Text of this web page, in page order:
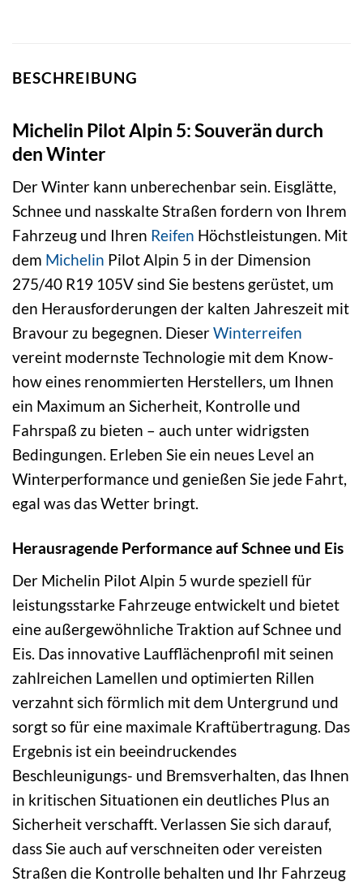
BESCHREIBUNG
Michelin Pilot Alpin 5: Souverän durch
den Winter
Der Winter kann unberechenbar sein. Eisglätte,
Schnee und nasskalte Straßen fordern von Ihrem
Fahrzeug und Ihren Reifen Höchstleistungen. Mit
dem Michelin Pilot Alpin 5 in der Dimension
275/40 R19 105V sind Sie bestens gerüstet, um
den Herausforderungen der kalten Jahreszeit mit
Bravour zu begegnen. DieserWinterreifen
vereint modernste Technologie mit dem Know-
how eines renommierten Herstellers, um Ihnen
ein Maximum an Sicherheit, Kontrolle und
Fahrspaß zu bieten – auch unter widrigsten
Bedingungen. Erleben Sie ein neues Level an
Winterperformance und genießen Sie jede Fahrt,
egal was das Wetter bringt.
Herausragende Performance auf Schnee und Eis
Der Michelin Pilot Alpin 5 wurde speziell für
leistungsstarke Fahrzeuge entwickelt und bietet
eine außergewöhnliche Traktion auf Schnee und
Eis. Das innovative Laufflächenprofil mit seinen
zahlreichen Lamellen und optimierten Rillen
verzahnt sich förmlich mit dem Untergrund und
sorgt so für eine maximale Kraftübertragung. Das
Ergebnis ist ein beeindruckendes
Beschleunigungs- und Bremsverhalten, das Ihnen
in kritischen Situationen ein deutliches Plus an
Sicherheit verschafft. Verlassen Sie sich darauf,
dass Sie auch auf verschneiten oder vereisten
Straßen die Kontrolle behalten und Ihr Fahrzeug